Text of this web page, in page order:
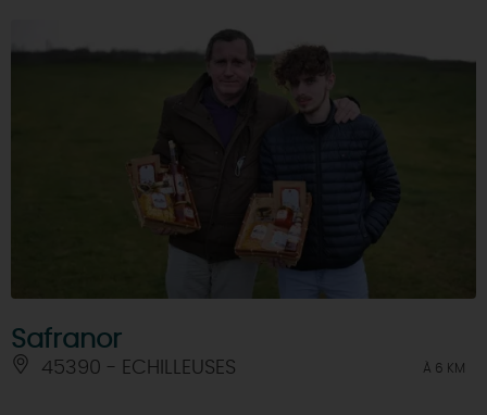
Safranor
45390 - ECHILLEUSES À 6 KM